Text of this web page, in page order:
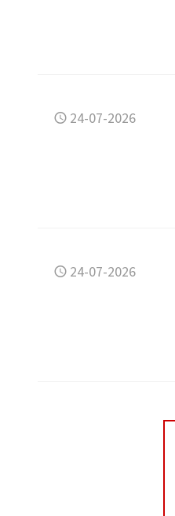
24-07-2026
24-07-2026